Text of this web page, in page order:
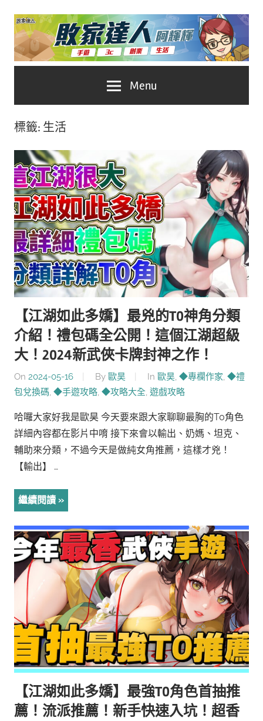
Skip
content
家
人
推
薦
No.1
遊
戲
科
技
自
媒
體。
Menu
標籤: 生活
【江湖如此多嬌】最兇的T0神角分類
介紹！禮包碼全公開！這個江湖超級
大！2024新武俠卡牌封神之作！
On 2024-05-16 By 歐昊 In 歐昊, ◆專欄作家, ◆禮
包兌換碼, ◆手遊攻略, ◆攻略大全, 遊戲攻略
哈囉大家好我是歐昊 今天要來跟大家聊聊最胸的T0角色
詳細內容都在影片中唷 接下來會以輸出、奶媽、坦克、
輔助來分類，不過今天是做純女角推薦，這樣才兇！
【輸出】 …
繼續閱讀
【江湖如此多嬌】最強T0角色首抽推
薦！流派推薦！新手快速入坑！超香